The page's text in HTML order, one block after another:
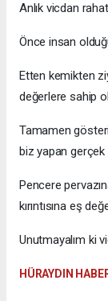
Anlık vicdan
Önce insan
Etten kemikten
değerlere sahip
Tamamen
biz yapan gerçek
Pencere
kırıntısına eş
Unutmayalım ki
HÜRAYDIN